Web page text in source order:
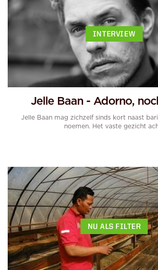
INTERVIEW
Jelle Baan - Adorno,
Jelle Baan mag zichzelf sinds kort naast
noemen. Het vaste gezicht
NU ALS FILTER